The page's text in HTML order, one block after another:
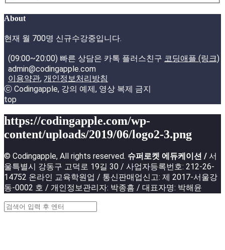
About
현재 월 700명 신규수강중입니다.
(09:00~20:00) 빠른 상담은 카톡 플러스친구 코딩애플 (링크)
admin@codingapple.com
이용약관, 개인정보처리방침
ⓒ Codingapple, 강의 예제, 영상 복제 금지
top
https://codingapple.com/wp-
content/uploads/2019/06/logo2-3.png
© Codingapple, All rights reserved. 슈퍼로켓 에듀케이션 / 서
울특별시 강동구 고덕로 19길 30 / 사업자등록번호: 212-26-
14752 온라인 교육학원업 / 통신판매업신고: 제 2017-서울강
동-0002 호 / 개인정보관리자: 박종흠 / 대표자명: 박해윤